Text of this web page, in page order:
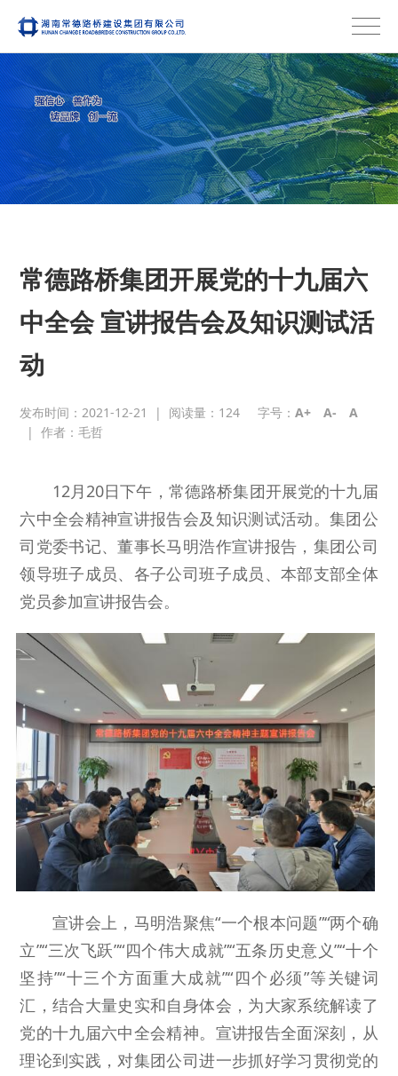
常德路桥集团开展党的十九届六
中全会 宣讲报告会及知识测试活
动
发布时间：2021-12-21 | 阅读量： 124 字号：A+ A-
A
|作者：毛哲
12月20日下午，常德路桥集团开展党的十九届
六中全会精神宣讲报告会及知识测试活动。集团公
司党委书记、董事长马明浩作宣讲报告，集团公司
领导班子成员、各子公司班子成员、本部支部全体
党员参加宣讲报告会。
宣讲会上，马明浩聚焦“一个根本问题”“两个确
立”“三次飞跃”“四个伟大成就”“五条历史意义”“十个
坚持”“十三个方面重大成就”“四个必须”等关键词
汇，结合大量史实和自身体会，为大家系统解读了
党的十九届六中全会精神。宣讲报告全面深刻，从
理论到实践，对集团公司进一步抓好学习贯彻党的